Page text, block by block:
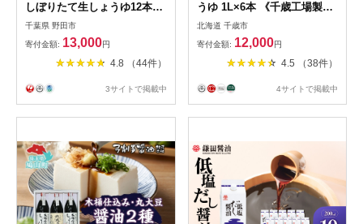
しぼりたて生しょうゆ12本セ
ット No.181
千葉県 野田市
寄付金額: 13,000円
4.8 （44件）
3サイトで掲載中
うゆ 1L×6本 《千歳工場製
造》
北海道 千歳市
寄付金額: 12,000円
4.5 （38件）
4サイトで掲載中